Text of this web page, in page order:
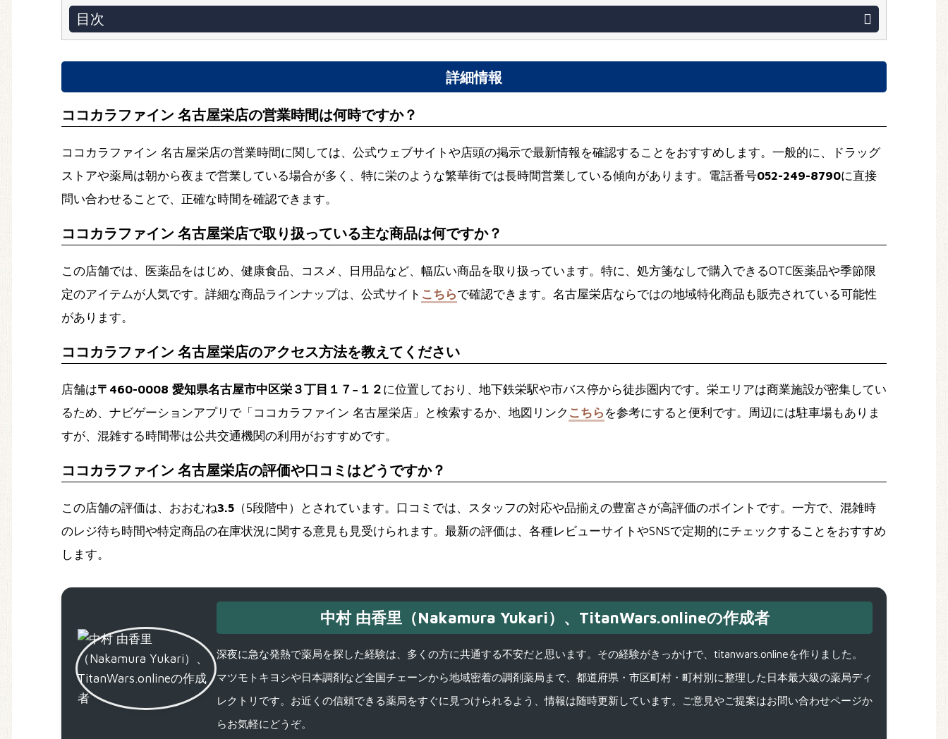
目次
詳細情報
ココカラファイン 名古屋栄店の営業時間は何時ですか？
ココカラファイン 名古屋栄店の営業時間に関しては、公式ウェブサイトや店頭の掲示で最新情報を確認することをおすすめします。一般的に、ドラッグ
ストアや薬局は朝から夜まで営業している場合が多く、特に栄のような繁華街では長時間営業している傾向があります。電話番号052-249-8790に直接
問い合わせることで、正確な時間を確認できます。
ココカラファイン 名古屋栄店で取り扱っている主な商品は何ですか？
この店舗では、医薬品をはじめ、健康食品、コスメ、日用品など、幅広い商品を取り扱っています。特に、処方箋なしで購入できるOTC医薬品や季節限
定のアイテムが人気です。詳細な商品ラインナップは、公式サイト こちらで確認できます。名古屋栄店ならではの地域特化商品も販売されている可能性
があります。
ココカラファイン 名古屋栄店のアクセス方法を教えてください
店舗は〒460-0008 愛知県名古屋市中区栄３丁目１７−１２ に位置しており、地下鉄栄駅や市バス停から徒歩圏内です。栄エリアは商業施設が密集してい
るため、ナビゲーションアプリで「ココカラファイン 名古屋栄店」と検索するか、地図リンク こちら を参考にすると便利です。周辺には駐車場もありま
すが、混雑する時間帯は公共交通機関の利用がおすすめです。
ココカラファイン 名古屋栄店の評価や口コミはどうですか？
この店舗の評価は、おおむね3.5 （5段階中）とされています。口コミでは、スタッフの対応や品揃えの豊富さが高評価のポイントです。一方で、混雑時
のレジ待ち時間や特定商品の在庫状況に関する意見も見受けられます。最新の評価は、各種レビューサイトやSNSで定期的にチェックすることをおすすめ
します。
中村 由香里（Nakamura Yukari）、TitanWars.onlineの作成者
深夜に急な発熱で薬局を探した経験は、多くの方に共通する不安だと思います。その経験がきっかけで、titanwars.onlineを作りました。
マツモトキヨシや日本調剤など全国チェーンから地域密着の調剤薬局まで、都道府県・市区町村・町村別に整理した日本最大級の薬局ディ
レクトリです。お近くの信頼できる薬局をすぐに見つけられるよう、情報は随時更新しています。ご意見やご提案はお問い合わせページか
らお気軽にどうぞ。